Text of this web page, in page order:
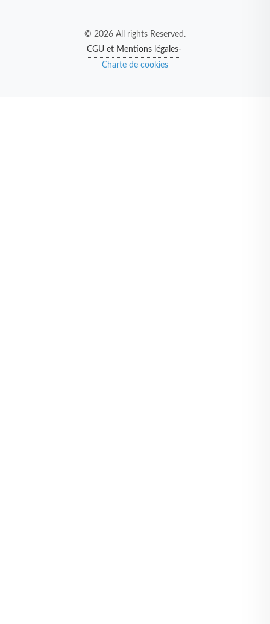
© 2026 All rights Reserved.
CGU et Mentions légales-
Charte de cookies